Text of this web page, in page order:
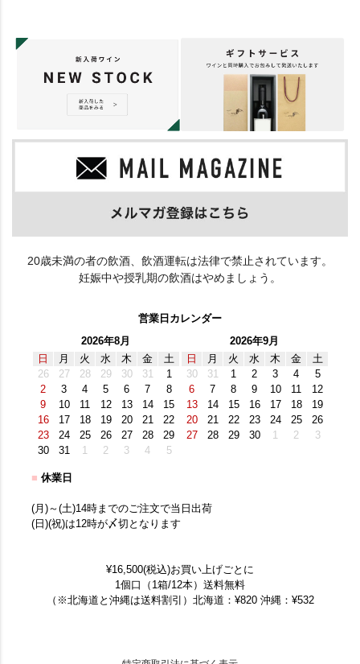
20歳未満の者の飲酒、飲酒運転は法律で禁止されています。
妊娠中や授乳期の飲酒はやめましょう。
営業日カレンダー
2026年8月
日
月 火 水 木 金
土
26
27 28 29 30 31
1
2
3 4 5 6 7
8
9
10 11 12 13 14
15
16
17 18 19 20 21
22
23
24 25 26 27 28
29
30
31 1 2 3 4 5
2026年9月
日
月 火 水 木 金
土
30
31 1 2 3 4
5
6
7 8 9 10 11
12
13
14 15 16 17 18
19
20
21 22 23 24 25
26
27
28 29 30 1 2 3
■ 休業日
(月)～(土)14時までのご注文で当日出荷
(日)(祝)は12時が〆切となります
¥16,500(税込)お買い上げごとに
1個口（1箱/12本）送料無料
（※北海道と沖縄は送料割引）北海道：¥820 沖縄：¥532